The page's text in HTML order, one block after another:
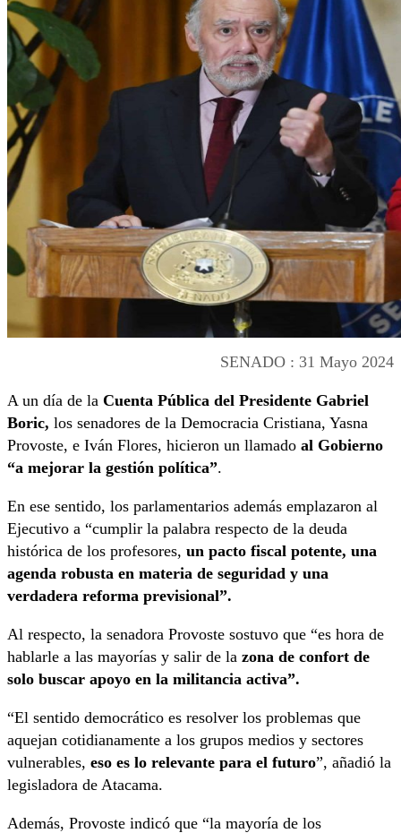
SENADO : 31 Mayo 2024
A un día de la Cuenta Pública del Presidente Gabriel
Boric, los senadores de la Democracia Cristiana, Yasna
Provoste, e Iván Flores, hicieron un llamado al Gobierno
“a mejorar la gestión política”.
En ese sentido, los parlamentarios además emplazaron al
Ejecutivo a “cumplir la palabra respecto de la deuda
histórica de los profesores, un pacto fiscal potente, una
agenda robusta en materia de seguridad y una
verdadera reforma previsional”.
Al respecto, la senadora Provoste sostuvo que “es hora de
hablarle a las mayorías y salir de la zona de confort de
solo buscar apoyo en la militancia activa”.
“El sentido democrático es resolver los problemas que
aquejan cotidianamente a los grupos medios y sectores
vulnerables, eso es lo relevante para el futuro”, añadió la
legisladora de Atacama.
Además, Provoste indicó que “la mayoría de los